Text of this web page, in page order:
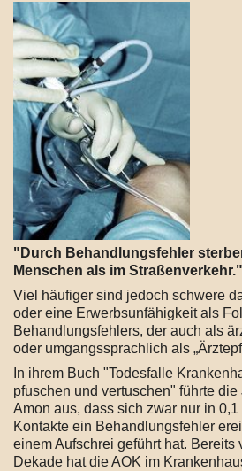
"Durch Behandlungsfehler
Menschen als im Straßenverkehr."
Viel häufiger sind jedoch schwere
oder eine Erwerbsunfähigkeit als
Behandlungsfehlers, der auch als
oder umgangssprachlich als
In ihrem Buch "Todesfalle
pfuschen und vertuschen" führte
Amon aus, dass sich zwar nur in
Kontakte ein Behandlungsfehler
einem Aufschrei geführt hat. Bereits
Dekade hat die AOK im